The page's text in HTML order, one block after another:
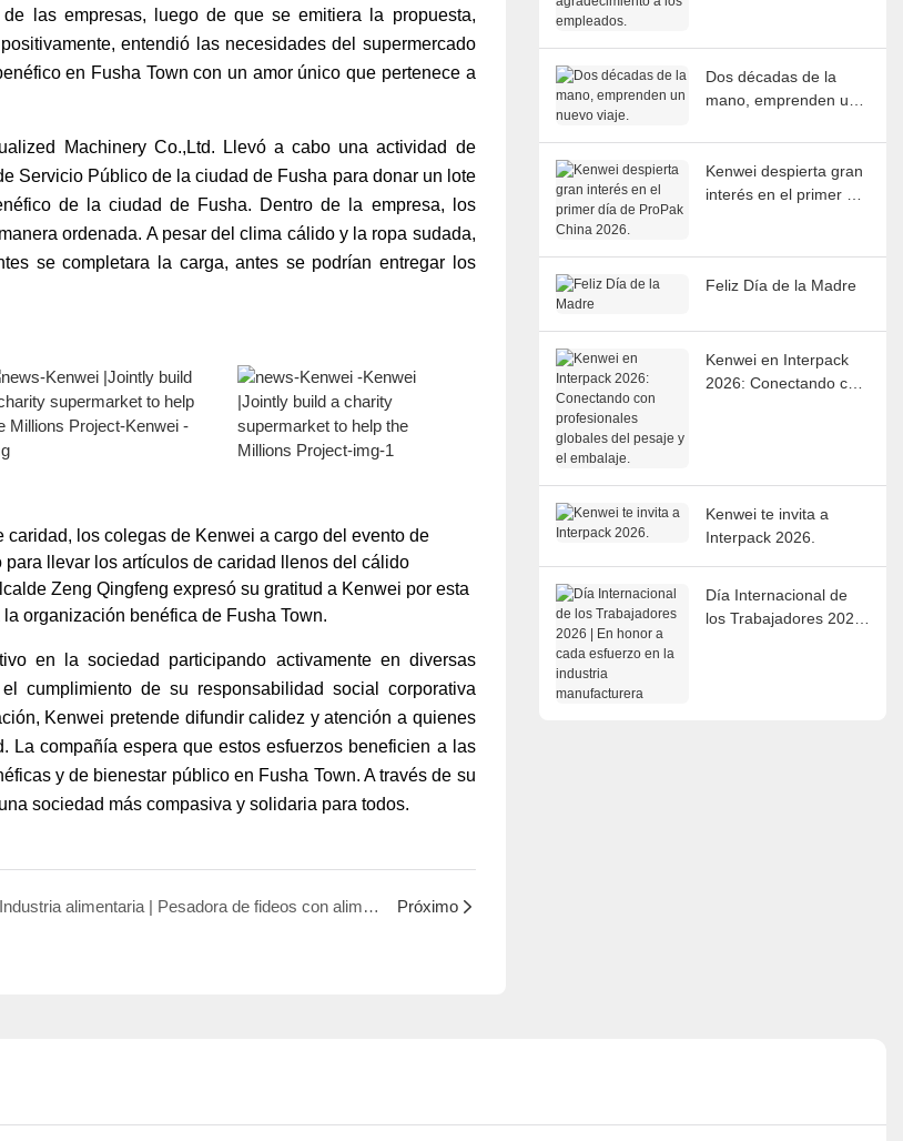
las empresas, luego de que se emitiera la propuesta,
entendió las necesidades del supermercado
en Fusha Town con un amor único que pertenece a
Machinery Co.,Ltd. Llevó a cabo una actividad de
Servicio Público de la ciudad de Fusha para donar un lote
de la ciudad de Fusha. Dentro de la empresa, los
ordenada. A pesar del clima cálido y la ropa sudada,
se completara la carga, antes se podrían entregar los
los colegas de Kenwei a cargo del evento de
llevar los artículos de caridad llenos del cálido
Zeng Qingfeng expresó su gratitud a Kenwei por esta
organización benéfica de Fusha Town.
en la sociedad participando activamente en diversas
cumplimiento de su responsabilidad social corporativa
Kenwei pretende difundir calidez y atención a quienes
La compañía espera que estos esfuerzos beneficien a las
y de bienestar público en Fusha Town. A través de su
sociedad más compasiva y solidaria para todos.
Industria alimentaria | Pesadora de fideos con alimentación de tornillo de 14 cabezales Próximo
Dos décadas de la
mano, emprenden un
Kenwei despierta gran
interés en el primer día
Feliz Día de la Madre
Kenwei en Interpack
2026: Conectando con
Kenwei te invita a
Interpack 2026.
Día Internacional de
los Trabajadores 2026